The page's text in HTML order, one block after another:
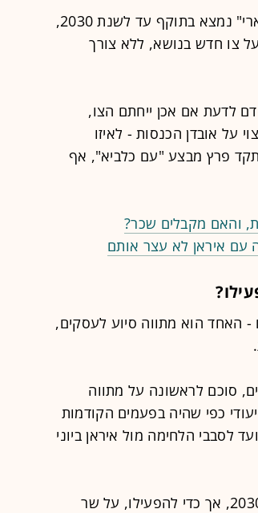
מתווה הסיוע לעסקים שהוכן עבור מבצע "שאגת הארי" נמצא בתוקף עד לשנת 2030,
צו חדש בנושא, ללא צורך
לדעת אם אכן ייחתם הצו,
על אובדן הכנסות - לאיזו
פרץ מבצע "עם כלביא", אף
והאם מקבלים שכר?
עם איראן לא עצר אותם
האחד הוא מתווה סיוע לעסקים,
סוכם לראשונה על מתווה
כפי שהיה בפעמים הקודמות
מלחמת ה-7 באוקטובר ועד לסבבי הלחימה מול איראן ביוני
כך, מתווה הסיוע לעסקים נמצא בתוקף עד לשנת 2030, אך כדי להפעילו, על שר